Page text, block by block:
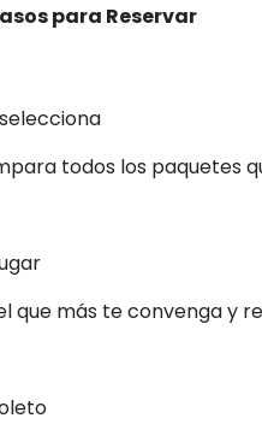
para Reservar
todos los paquetes
que más te convenga y